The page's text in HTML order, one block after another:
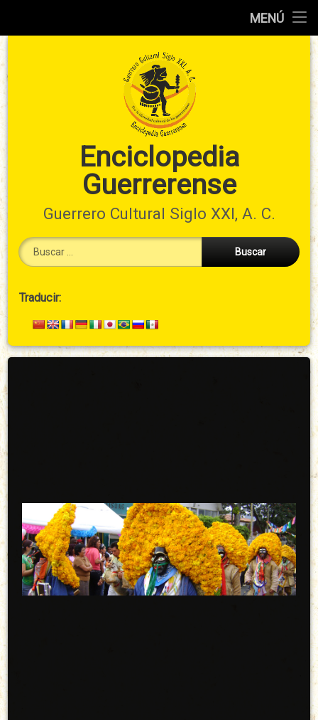
MENÚ
Enciclopedia
Guerrerense
Guerrero Cultural Siglo XXI, A. C.
Cabecera
Secundario
Traducir:
Arriba